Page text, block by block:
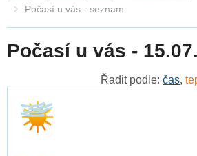
Počasí u vás - seznam
Počasí u vás -
Řadit podle: čas,